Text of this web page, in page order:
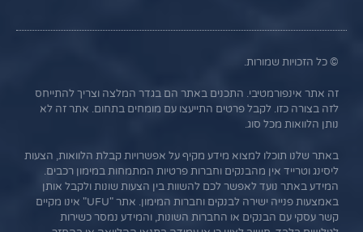
© כל הזכויות שמורות.
זה אתר אינפורמטיבי. התכנים באתר הם בגדר המלצה וצריך להתייחס
לזה בצורה כזו. לקבל פרטים התייעצו עם מומחים בתחום. אתר זה לא
נותן הלוואות מכל סוג.
באתר שלנו תוכלו למצוא מידע מקיף על אפשרויות קבלת הלוואות, הצעות
ליסינג וטרייד אין מהבנקים וחברות פרטיות המתמחות במימון רכבים.
המידע באתר נועד לאפשר לכם להשוות בין הצעות שונות ולקבל אותן
באמצעות פנייה ישירה לבנקים וחברות המימון. אתר "UFU" אינו מקיים
קשר עסקי עם הבנקים או החברות השונות, והמידע נמסר כשירות